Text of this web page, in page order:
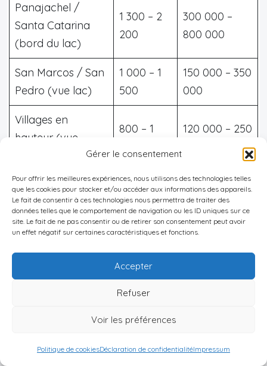
Gérer le consentement
Pour offrir les meilleures expériences, nous utilisons des technologies telles
que les cookies pour stocker et/ou accéder aux informations des appareils.
Le fait de consentir à ces technologies nous permettra de traiter des
données telles que le comportement de navigation ou les ID uniques sur ce
site. Le fait de ne pas consentir ou de retirer son consentement peut avoir
un effet négatif sur certaines caractéristiques et fonctions.
Accepter
Refuser
Voir les préférences
Politique de cookiesDéclaration de confidentialitéImpressum
Panajachel /
Santa Catarina
(bord du lac)
1 300 – 2
200
300 000 –
800 000
San Marcos / San
Pedro (vue lac)
1 000 – 1
500
150 000 – 350
000
Villages en
hauteur (vue
800 – 1
120 000 – 250
Lesvalorisationsprogressent en moyenne de
7 %par an, avec des rendements locatifs
particulièrement attractifs : certaines propriétés
atteignent desrendements bruts annuels de 7 à
8,4 %sur des produits bien
positionnés en location courte durée. Panajachel,
actives avec des revenus mensuels moyens